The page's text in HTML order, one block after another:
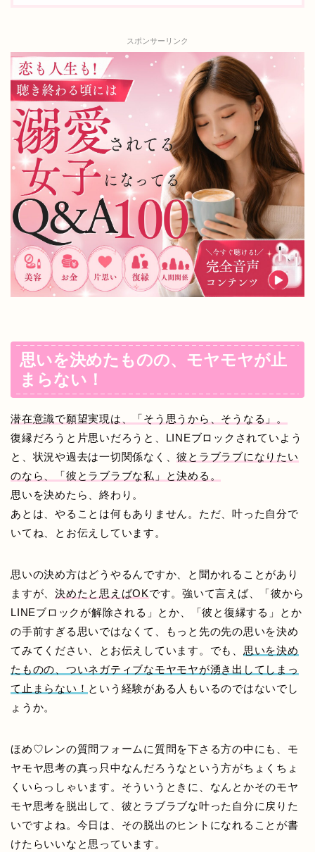
スポンサーリンク
思いを決めたものの、モヤモヤが止
まらない！
潜在意識で願望実現は、「そう思うから、そうなる」。
復縁だろうと片思いだろうと、LINEブロックされていよう
と、状況や過去は一切関係なく、彼とラブラブになりたい
のなら、「彼とラブラブな私」と決める。
思いを決めたら、終わり。
あとは、やることは何もありません。ただ、叶った自分で
いてね、とお伝えしています。
思いの決め方はどうやるんですか、と聞かれることがあり
ますが、決めたと思えばOKです。強いて言えば、「彼から
LINEブロックが解除される」とか、「彼と復縁する」とか
の手前すぎる思いではなくて、もっと先の先の思いを決め
てみてください、とお伝えしています。でも、 思いを決め
たものの、ついネガティブなモヤモヤが湧き出してしまっ
て止まらない！ という経験がある人もいるのではないでし
ょうか。
ほめ♡レンの質問フォームに質問を下さる方の中にも、モ
ヤモヤ思考の真っ只中なんだろうなという方がちょくちょ
くいらっしゃいます。そういうときに、なんとかそのモヤ
モヤ思考を脱出して、彼とラブラブな叶った自分に戻りた
いですよね。今日は、その脱出のヒントになれることが書
けたらいいなと思っています。